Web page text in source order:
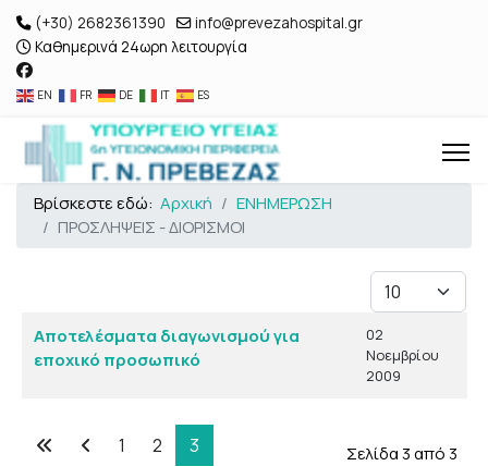
(+30) 2682361390
info@prevezahospital.gr
Καθημερινά 24ωρη λειτουργία
EN FR DE IT ES
Βρίσκεστε εδώ: Αρχική
ΕΝΗΜΕΡΩΣΗ
ΠΡΟΣΛΗΨΕΙΣ - ΔΙΟΡΙΣΜΟΙ
Εμφάνιση #
Τίτλος Ημ. Δημιουργίας
Αποτελέσματα διαγωνισμού για
εποχικό προσωπικό
02
Νοεμβρίου
2009
Σελίδα 3 από 3
1 2 3